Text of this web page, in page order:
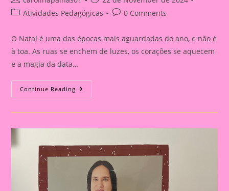
author:
published:
PostAtividades Pedagógicas
Post0 Comments
O Natal é uma das épocas mais aguardadas do ano, e não é
à toa. As ruas se enchem de luzes, os corações se aquecem
e a magia da data…
Continue Reading Lembrancinha
De
Retrato